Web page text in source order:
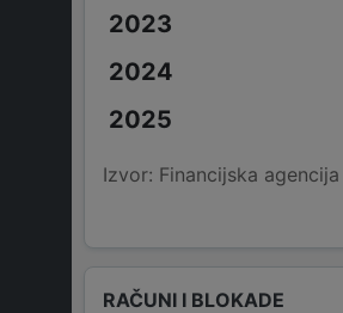
Izvor: Financijska agencija
RAČUNI I BLOKADE